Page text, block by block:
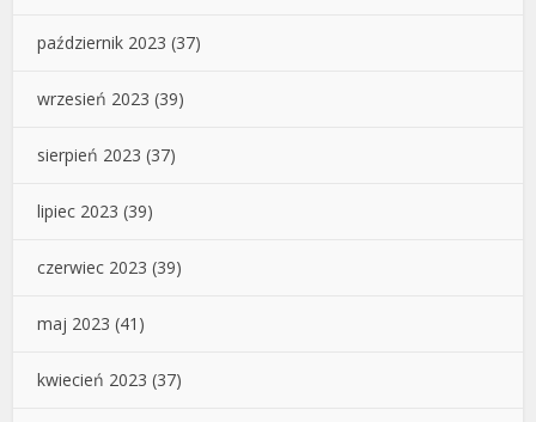
październik 2023 (37)
wrzesień 2023 (39)
sierpień 2023 (37)
lipiec 2023 (39)
czerwiec 2023 (39)
maj 2023 (41)
kwiecień 2023 (37)